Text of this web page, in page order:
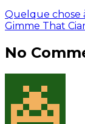
Quelque chose
Gimme That
No